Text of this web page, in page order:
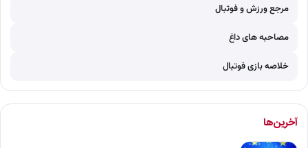
مرجع ورزش و فوتبال
مصاحبه های داغ
خلاصه بازی فوتبال
آخرین‌ها